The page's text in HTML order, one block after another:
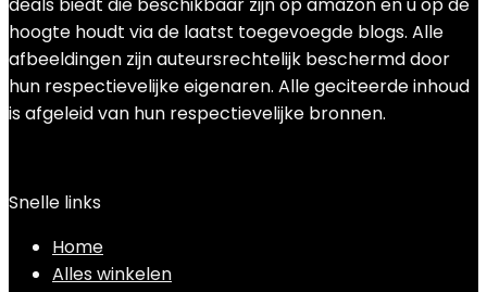
hoogte houdt via de laatst toegevoegde blogs. Alle
afbeeldingen zijn auteursrechtelijk beschermd door
hun respectievelijke eigenaren. Alle geciteerde inhoud
is afgeleid van hun respectievelijke bronnen.
Snelle links
Home
Alles winkelen